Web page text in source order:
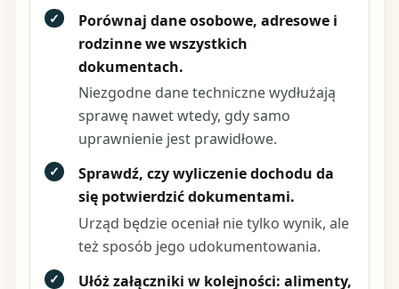
✓
Porównaj dane osobowe, adresowe i
rodzinne we wszystkich
dokumentach.
Niezgodne dane techniczne wydłużają
sprawę nawet wtedy, gdy samo
uprawnienie jest prawidłowe.
✓
Sprawdź, czy wyliczenie dochodu da
się potwierdzić dokumentami.
Urząd będzie oceniał nie tylko wynik, ale
też sposób jego udokumentowania.
✓ Ułóż załączniki w kolejności: alimenty,